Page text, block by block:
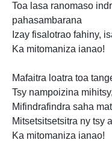
Toa lasa ranomaso
pahasambarana
Izay fisalotrao fahiny,
Ka mitomaniza ianao!
Mafaitra loatra toa
Tsy nampoizina
Mifindrafindra saha
Mitsetsitsetsitra ny tsy
Ka mitomaniza ianao!